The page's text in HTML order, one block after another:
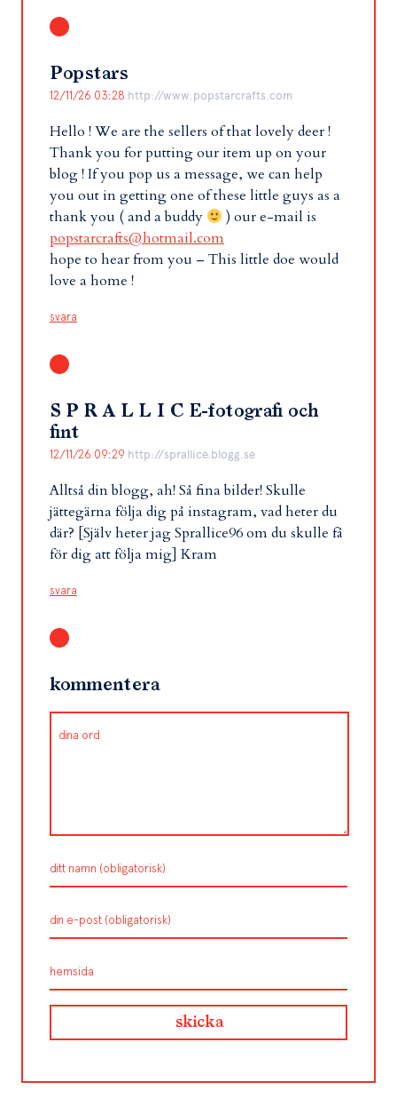
Popstars
12/11/26 03:28 http://www.popstarcrafts.com
Hello ! We are the sellers of that lovely deer !
Thank you for putting our item up on your
blog ! If you pop us a message, we can help
you out in getting one of these little guys as a
thank you ( and a buddy
) our e-mail is
popstarcrafts@hotmail.com
hope to hear from you – This little doe would
love a home !
svara
S P R A L L I C E-fotografi och
fint
12/11/26 09:29 http://sprallice.blogg.se
Alltså din blogg, ah! Så fina bilder! Skulle
jättegärna följa dig på instagram, vad heter du
där? [Själv heter jag Sprallice96 om du skulle få
för dig att följa mig] Kram
svara
kommentera